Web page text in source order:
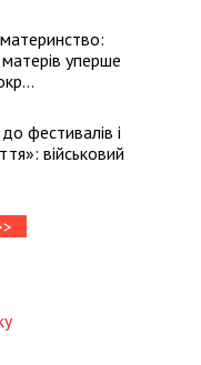
матерів уперше
фестивалів і
військовий